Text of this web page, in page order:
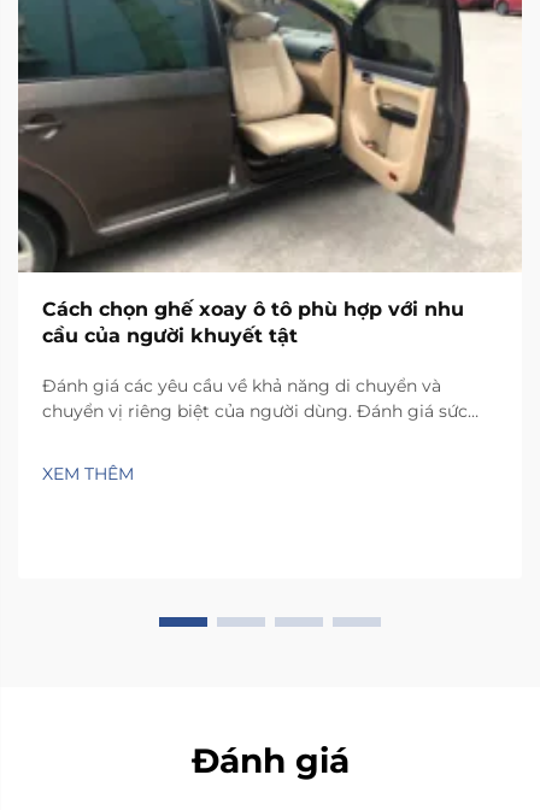
Cách chọn ghế xoay ô tô phù hợp với nhu
cầu của người khuyết tật
Đánh giá các yêu cầu về khả năng di chuyển và
chuyển vị riêng biệt của người dùng. Đánh giá sức
chuyển vị độc lập. Bắt đầu bằng việc kiểm tra mức độ
khỏe mạnh của phần thân trên và độ ổn định của
XEM THÊM
Đánh giá